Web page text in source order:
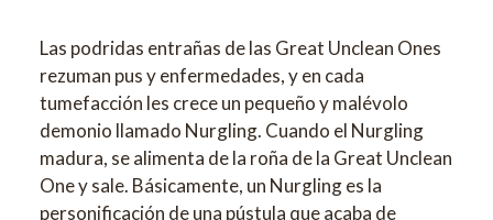
Las podridas entrañas de las Great Unclean Ones
rezuman pus y enfermedades, y en cada
tumefacción les crece un pequeño y malévolo
demonio llamado Nurgling. Cuando el Nurgling
madura, se alimenta de la roña de la Great Unclean
One y sale. Básicamente, un Nurgling es la
personificación de una pústula que acaba de